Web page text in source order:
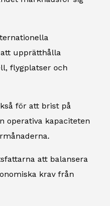
upprätthålla
flygplatser och
för att brist på
operativa kapaciteten
att balansera
krav från